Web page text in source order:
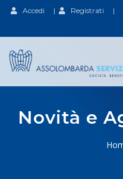
Accedi | Registrati |
Novità e